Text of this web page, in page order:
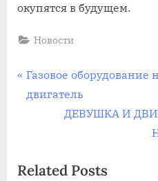
окупятся в будущем.
Новости
Навигация
по
P
r
o
Газовое оборудование
двигатель
N
t
ДЕВУШКА И
Related Posts